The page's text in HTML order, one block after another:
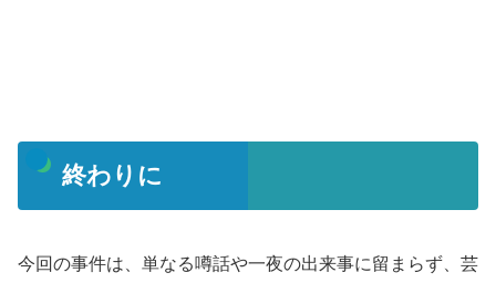
終わりに
今回の事件は、単なる噂話や一夜の出来事に留まらず、芸